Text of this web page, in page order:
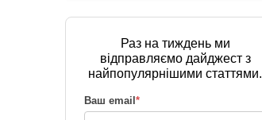
Раз на тиждень ми
відправляємо дайджест з
найпопулярнішими статтями.
Ваш email *